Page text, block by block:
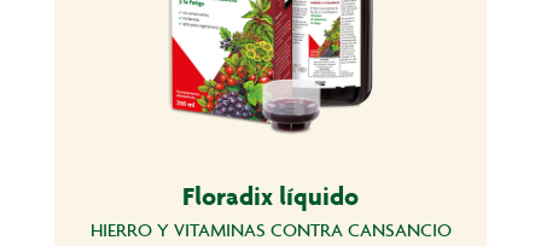
Floradix líquido
HIERRO Y VITAMINAS CONTRA CANSANCIO